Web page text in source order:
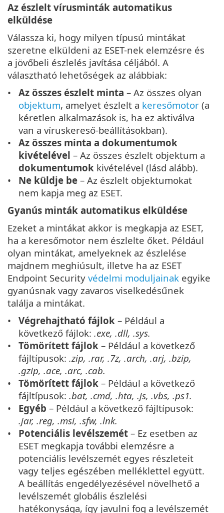
Az észlelt vírusminták automatikus
elküldése
Válassza ki, hogy milyen típusú mintákat
szeretne elküldeni az ESET-nek elemzésre és
a jövőbeli észlelés javítása céljából. A
választható lehetőségek az alábbiak:
Az összes észlelt minta – Az összes olyan
objektum, amelyet észlelt a keresőmotor (a
kéretlen alkalmazások is, ha ez aktiválva
van a víruskereső-beállításokban).
Az összes minta a dokumentumok
kivételével – Az összes észlelt objektum a
dokumentumok kivételével (lásd alább).
Ne küldje be – Az észlelt objektumokat
nem kapja meg az ESET.
Gyanús minták automatikus elküldése
Ezeket a mintákat akkor is megkapja az ESET,
ha a keresőmotor nem észlelte őket. Például
olyan mintákat, amelyeknek az észlelése
majdnem meghiúsult, illetve ha az ESET
Endpoint Security védelmi moduljainak egyike
gyanúsnak vagy zavaros viselkedésűnek
találja a mintákat.
Végrehajtható fájlok – Például a
következő fájlok:.exe, .dll, .sys.
Tömörített fájlok – Például a következő
fájltípusok:.zip, .rar, .7z, .arch, .arj, .bzip,
.gzip, .ace, .arc, .cab.
Tömörített fájlok – Például a következő
fájltípusok:.bat, .cmd, .hta, .js, .vbs, .ps1.
Egyéb – Például a következő fájltípusok:
.jar, .reg, .msi, .sfw, .lnk.
Potenciális levélszemét – Ez esetben az
ESET megkapja további elemzésre a
potenciális levélszemét egyes részleteit
vagy teljes egészében melléklettel együtt.
A beállítás engedélyezésével növelhető a
levélszemét globális észlelési
hatékonysága, így javulni fog a levélszemét